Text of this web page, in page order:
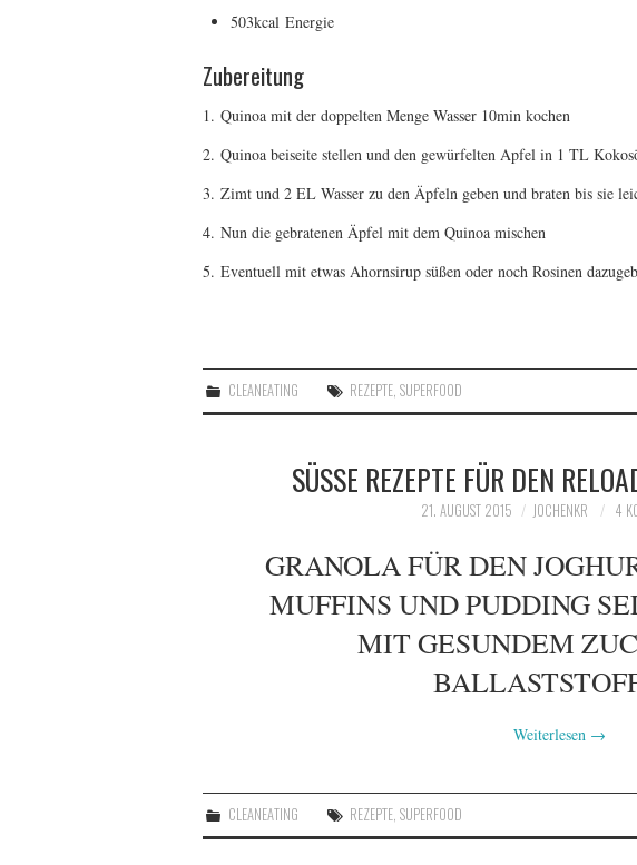
503kcal Energie
Zubereitung
1. Quinoa mit der doppelten Menge Wasser 10min kochen
2. Quinoa beiseite stellen und den gewürfelten Apfel in 1 TL
3. Zimt und 2 EL Wasser zu den Äpfeln geben und braten bis sie
4. Nun die gebratenen Äpfel mit dem Quinoa mischen
5. Eventuell mit etwas Ahornsirup süßen oder noch Rosinen
CLEANEATING REZEPTE ,SUPERFOOD
SÜSSE REZEPTE FÜR DEN
21. AUGUST 2015 JOCHENKR 4
GRANOLA FÜR DEN
MUFFINS UND PUDDING
MIT GESUNDEM
Weiterlesen →
CLEANEATING REZEPTE,SUPERFOOD